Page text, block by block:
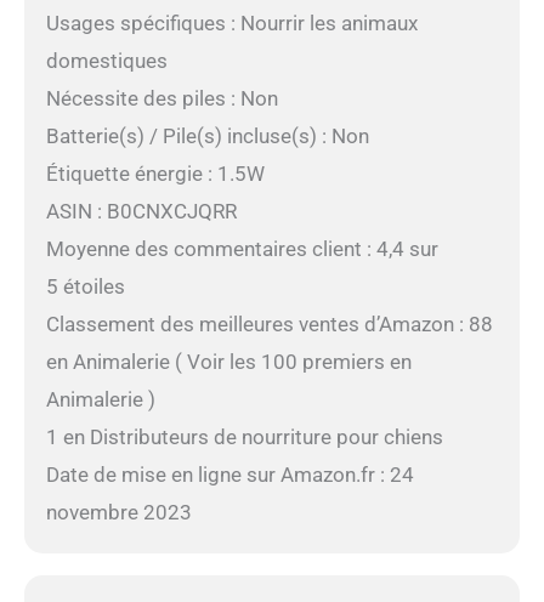
Usages spécifiques : Nourrir les animaux
domestiques
Nécessite des piles : Non
Batterie(s) / Pile(s) incluse(s) : Non
Étiquette énergie : 1.5W
ASIN : B0CNXCJQRR
Moyenne des commentaires client : 4,4 sur
5 étoiles
Classement des meilleures ventes d’Amazon : 88
en Animalerie ( Voir les 100 premiers en
Animalerie )
1 en Distributeurs de nourriture pour chiens
Date de mise en ligne sur Amazon.fr : 24
novembre 2023